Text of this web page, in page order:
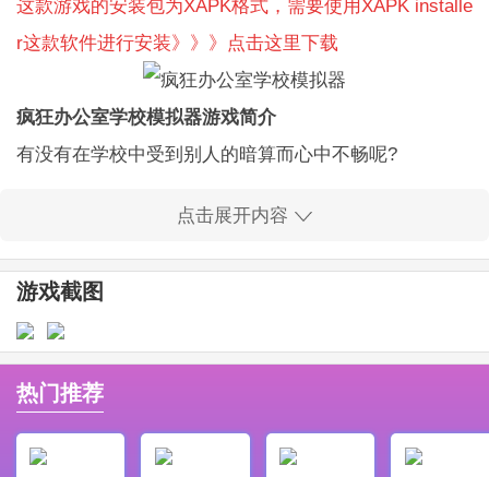
这款游戏的安装包为XAPK格式，需要使用XAPK installe
r这款软件进行安装》》》点击这里下载
疯狂办公室学校模拟器游戏简介
有没有在学校中受到别人的暗算而心中不畅呢?
有没有那些不会说话的人让你非常气愤的呢?
这款游戏中你可以教训一下这些人，用自己手中的武
器，能够释放自己的心中的压力。
游戏中超多沙雕的对话，你可以耐心倾听别人的话，或
者是直接打断，这些都是会对后面的游戏剧情有着一定
影响的哦!
这个游戏是疯狂系学校模拟器的办公室版，一切的场景
点击展开内容
游戏截图
热门推荐